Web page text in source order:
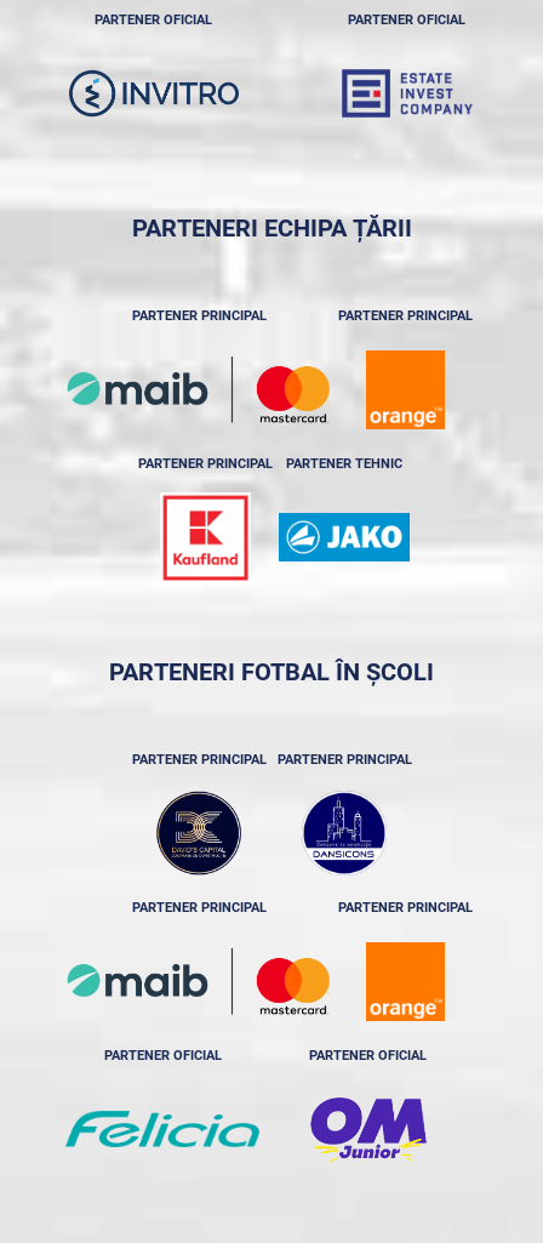
PARTENER OFICIAL PARTENER OFICIAL
PARTENERI ECHIPA ȚĂRII
PARTENER PRINCIPAL PARTENER PRINCIPAL
PARTENER PRINCIPAL PARTENER TEHNIC
PARTENERI FOTBAL ÎN ȘCOLI
PARTENER PRINCIPAL PARTENER PRINCIPAL
PARTENER PRINCIPAL PARTENER PRINCIPAL
PARTENER OFICIAL PARTENER OFICIAL